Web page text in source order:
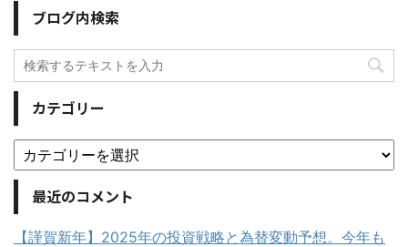
ブログ内検索
カテゴリー
最近のコメント
【謹賀新年】2025年の投資戦略と為替変動予想。今年も